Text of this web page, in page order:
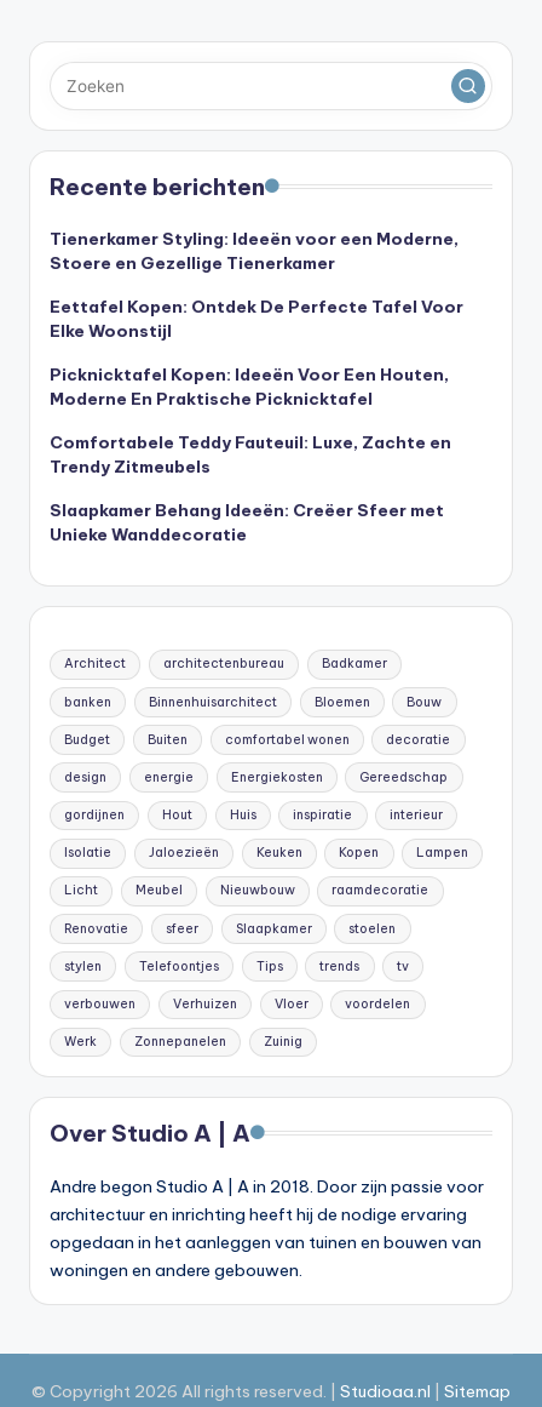
Recente berichten
Tienerkamer Styling: Ideeën voor een Moderne,
Stoere en Gezellige Tienerkamer
Eettafel Kopen: Ontdek De Perfecte Tafel Voor
Elke Woonstijl
Picknicktafel Kopen: Ideeën Voor Een Houten,
Moderne En Praktische Picknicktafel
Comfortabele Teddy Fauteuil: Luxe, Zachte en
Trendy Zitmeubels
Slaapkamer Behang Ideeën: Creëer Sfeer met
Unieke Wanddecoratie
Architect architectenbureau Badkamer
banken Binnenhuisarchitect Bloemen Bouw
Budget Buiten comfortabel wonen decoratie
design energie Energiekosten Gereedschap
gordijnen Hout Huis inspiratie interieur
Isolatie Jaloezieën Keuken Kopen Lampen
Licht Meubel Nieuwbouw raamdecoratie
Renovatie sfeer Slaapkamer stoelen
stylen Telefoontjes Tips trends tv
verbouwen Verhuizen Vloer voordelen
Werk Zonnepanelen Zuinig
Over Studio A | A
Andre begon Studio A | A in 2018. Door zijn passie voor
architectuur en inrichting heeft hij de nodige ervaring
opgedaan in het aanleggen van tuinen en bouwen van
woningen en andere gebouwen.
© Copyright 2026 All rights reserved. | Studioaa.nl Sitemap